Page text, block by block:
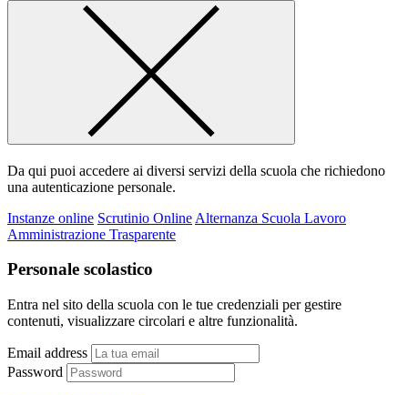
Da qui puoi accedere ai diversi servizi della scuola che richiedono
una autenticazione personale.
Instanze online Scrutinio Online Alternanza Scuola Lavoro
Amministrazione Trasparente
Personale scolastico
Entra nel sito della scuola con le tue credenziali per gestire
contenuti, visualizzare circolari e altre funzionalità.
Email address
Password